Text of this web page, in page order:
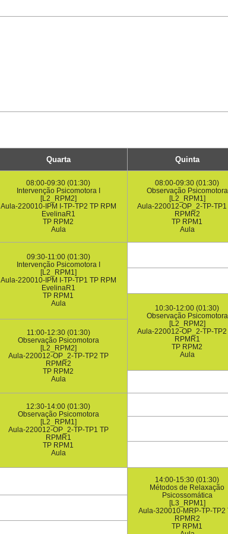
Quarta Quinta
08:00-09:30 (01:30)
Intervenção Psicomotora I
[L2_RPM2]
Aula-220010-IPM I-TP-TP2 TP RPM
EvelinaR1
TP RPM2
Aula
08:00-09:30 (01:30)
Observação Psicomotora
[L2_RPM1]
Aula-220012-OP_2-TP-TP1
RPMR2
TP RPM1
Aula
09:30-11:00 (01:30)
Intervenção Psicomotora I
[L2_RPM1]
Aula-220010-IPM I-TP-TP1 TP RPM
EvelinaR1
TP RPM1
Aula
10:30-12:00 (01:30)
Observação Psicomotora
[L2_RPM2]
Aula-220012-OP_2-TP-TP2
RPMR1
TP RPM2
Aula
11:00-12:30 (01:30)
Observação Psicomotora
[L2_RPM2]
Aula-220012-OP_2-TP-TP2 TP
RPMR2
TP RPM2
Aula
12:30-14:00 (01:30)
Observação Psicomotora
[L2_RPM1]
Aula-220012-OP_2-TP-TP1 TP
RPMR1
TP RPM1
Aula
14:00-15:30 (01:30)
Métodos de Relaxação
Psicossomática
[L3_RPM1]
Aula-320010-MRP-TP-TP2
RPMR2
TP RPM1